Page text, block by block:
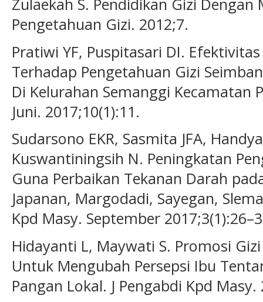
Zulaekah S. Pendidikan Gizi
Pengetahuan Gizi. 2012;7.
Pratiwi YF, Puspitasari DI.
Terhadap Pengetahuan Gizi
Di Kelurahan Semanggi Kecamatan
Juni. 2017;10(1):11.
Sudarsono EKR, Sasmita JFA,
Kuswantiningsih N. Peningkatan
Guna Perbaikan Tekanan Darah
Japanan, Margodadi, Sayegan,
Kpd Masy. September
Hidayanti L, Maywati S. Promosi
Untuk Mengubah Persepsi Ibu
Pangan Lokal. J Pengabdi Kpd Masy.